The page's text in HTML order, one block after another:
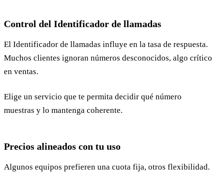
Control del Identificador de llamadas
El Identificador de llamadas influye en la tasa de respuesta.
Muchos clientes ignoran números desconocidos, algo crítico
en ventas.
Elige un servicio que te permita decidir qué número
muestras y lo mantenga coherente.
Precios alineados con tu uso
Algunos equipos prefieren una cuota fija, otros flexibilidad.